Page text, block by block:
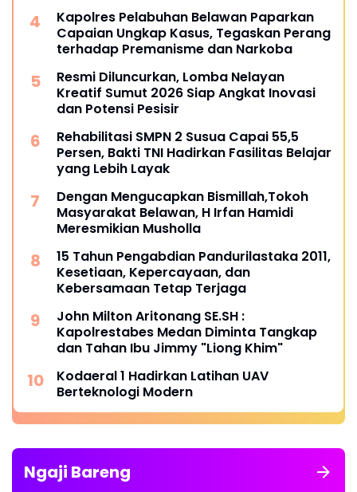
Kapolres Pelabuhan Belawan Paparkan
Capaian Ungkap Kasus, Tegaskan Perang
terhadap Premanisme dan Narkoba
Resmi Diluncurkan, Lomba Nelayan
Kreatif Sumut 2026 Siap Angkat Inovasi
dan Potensi Pesisir
Rehabilitasi SMPN 2 Susua Capai 55,5
Persen, Bakti TNI Hadirkan Fasilitas Belajar
yang Lebih Layak
Dengan Mengucapkan Bismillah,Tokoh
Masyarakat Belawan, H Irfan Hamidi
Meresmikian Musholla
15 Tahun Pengabdian Pandurilastaka 2011,
Kesetiaan, Kepercayaan, dan
Kebersamaan Tetap Terjaga
John Milton Aritonang SE.SH :
Kapolrestabes Medan Diminta Tangkap
dan Tahan Ibu Jimmy "Liong Khim"
Kodaeral 1 Hadirkan Latihan UAV
Berteknologi Modern
Ngaji Bareng